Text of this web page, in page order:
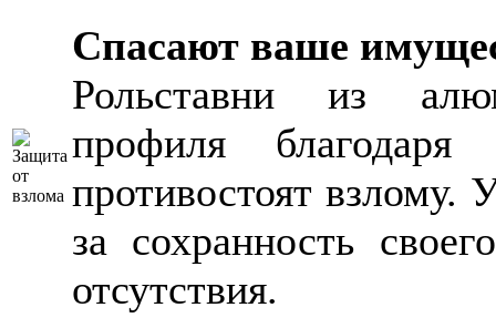
Спасают ваше
Рольставни из
профиля благодаря
противостоят взлому.
за сохранность
отсутствия.